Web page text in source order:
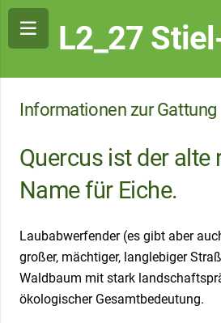
L2_27
Informationen zur Gattung
Quercus ist der alte
Name für Eiche.
Laubabwerfender (es gibt aber
großer, mächtiger, langlebiger
Waldbaum mit stark
ökologischer Gesamtbedeutung.